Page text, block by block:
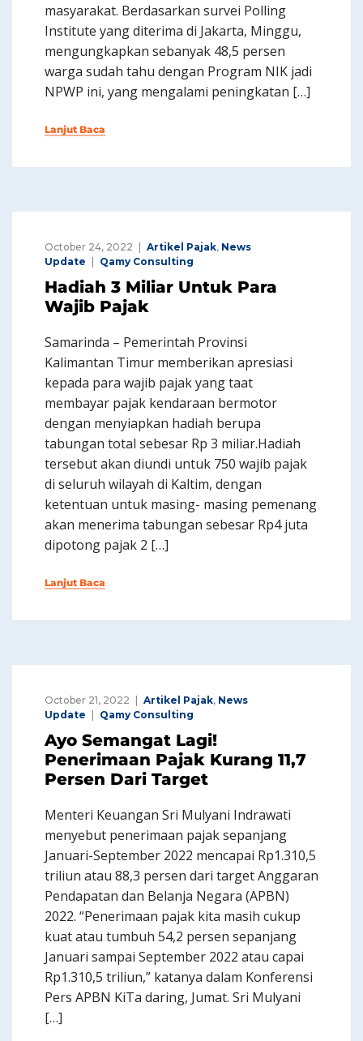
masyarakat. Berdasarkan survei Polling
Institute yang diterima di Jakarta, Minggu,
mengungkapkan sebanyak 48,5 persen
warga sudah tahu dengan Program NIK jadi
NPWP ini, yang mengalami peningkatan […]
Lanjut Baca
October 24, 2022 Artikel Pajak, News
Update
Qamy Consulting
Hadiah 3 Miliar Untuk Para
Wajib Pajak
Samarinda – Pemerintah Provinsi
Kalimantan Timur memberikan apresiasi
kepada para wajib pajak yang taat
membayar pajak kendaraan bermotor
dengan menyiapkan hadiah berupa
tabungan total sebesar Rp 3 miliar.Hadiah
tersebut akan diundi untuk 750 wajib pajak
di seluruh wilayah di Kaltim, dengan
ketentuan untuk masing- masing pemenang
akan menerima tabungan sebesar Rp4 juta
dipotong pajak 2 […]
Lanjut Baca
October 21, 2022 Artikel Pajak, News
Update
Qamy Consulting
Ayo Semangat Lagi!
Penerimaan Pajak Kurang 11,7
Persen Dari Target
Menteri Keuangan Sri Mulyani Indrawati
menyebut penerimaan pajak sepanjang
Januari-September 2022 mencapai Rp1.310,5
triliun atau 88,3 persen dari target Anggaran
Pendapatan dan Belanja Negara (APBN)
2022. “Penerimaan pajak kita masih cukup
kuat atau tumbuh 54,2 persen sepanjang
Januari sampai September 2022 atau capai
Rp1.310,5 triliun,” katanya dalam Konferensi
Pers APBN KiTa daring, Jumat. Sri Mulyani
[…]